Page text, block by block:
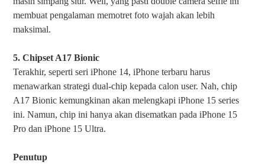
membuat pengalaman memotret foto wajah akan lebih
maksimal.
5. Chipset A17 Bionic
Terakhir, seperti seri iPhone 14, iPhone terbaru harus
menawarkan strategi dual-chip kepada calon user. Nah, chip
A17 Bionic kemungkinan akan melengkapi iPhone 15 series
ini. Namun, chip ini hanya akan disematkan pada iPhone 15
Pro dan iPhone 15 Ultra.
Penutup